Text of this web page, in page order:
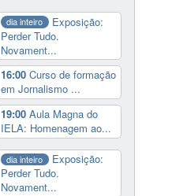
dia inteiro
Exposição:
Perder Tudo.
Novament...
16:00 Curso de formação
em Jornalismo ...
19:00 Aula Magna do
IELA: Homenagem ao...
dia inteiro
Exposição:
Perder Tudo.
Novament...